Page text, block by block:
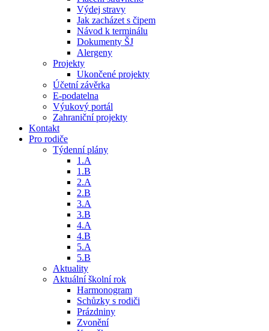
Výdej stravy
Jak zacházet s čipem
Návod k terminálu
Dokumenty ŠJ
Alergeny
Projekty
Ukončené projekty
Účetní závěrka
E-podatelna
Výukový portál
Zahraniční projekty
Kontakt
Pro rodiče
Týdenní plány
1.A
1.B
2.A
2.B
3.A
3.B
4.A
4.B
5.A
5.B
Aktuality
Aktuální školní rok
Harmonogram
Schůzky s rodiči
Prázdniny
Zvonění